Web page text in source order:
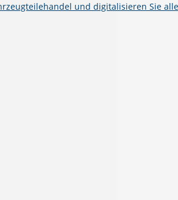
und digitalisieren Sie